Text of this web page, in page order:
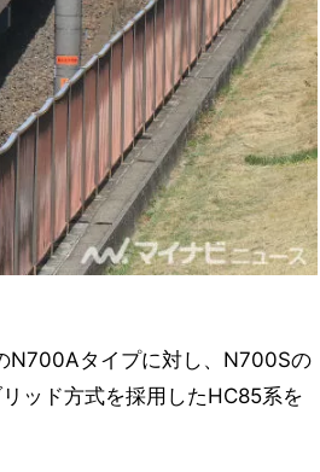
N700Aタイプに対し、N700Sの
ッド方式を採用したHC85系を